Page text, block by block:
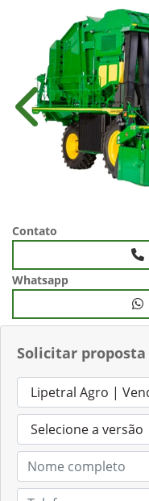
Solicitar proposta
Anterior
Contato
Whatsapp